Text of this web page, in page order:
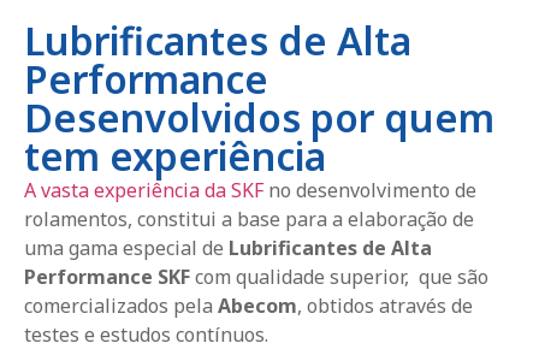
Lubrificantes de Alta
Performance
Desenvolvidos por quem
tem experiência
A vasta experiência da SKF no desenvolvimento de
rolamentos, constitui a base para a elaboração de
uma gama especial de Lubrificantes de Alta
Performance SKFcom qualidade superior, que são
comercializados pela Abecom, obtidos através de
testes e estudos contínuos.